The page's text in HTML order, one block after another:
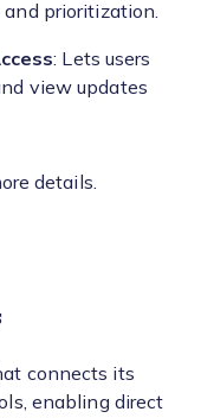
prioritization.
: Lets users
view updates
details.
connects its
enabling direct